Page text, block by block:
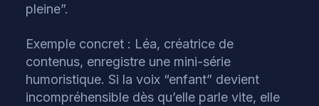
pleine”.
Exemple concret : Léa, créatrice de
contenus, enregistre une mini-série
humoristique. Si la voix “enfant” devient
incompréhensible dès qu’elle parle vite, elle